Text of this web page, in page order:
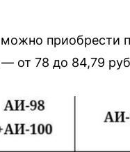
приобрести
от 78 до 84,79